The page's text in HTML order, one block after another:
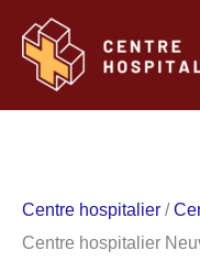
contenu
Centre hospitalier /
Centre hospitalier